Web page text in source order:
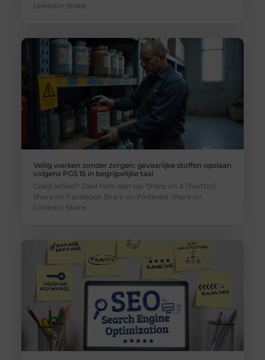
LinkedIn Share
Veilig werken zonder zorgen: gevaarlijke stoffen opslaan
volgens PGS 15 in begrijpelijke taal
Goed artikel? Deel hem dan op: Share on X (Twitter)
Share on Facebook Share on Pinterest Share on
LinkedIn Share